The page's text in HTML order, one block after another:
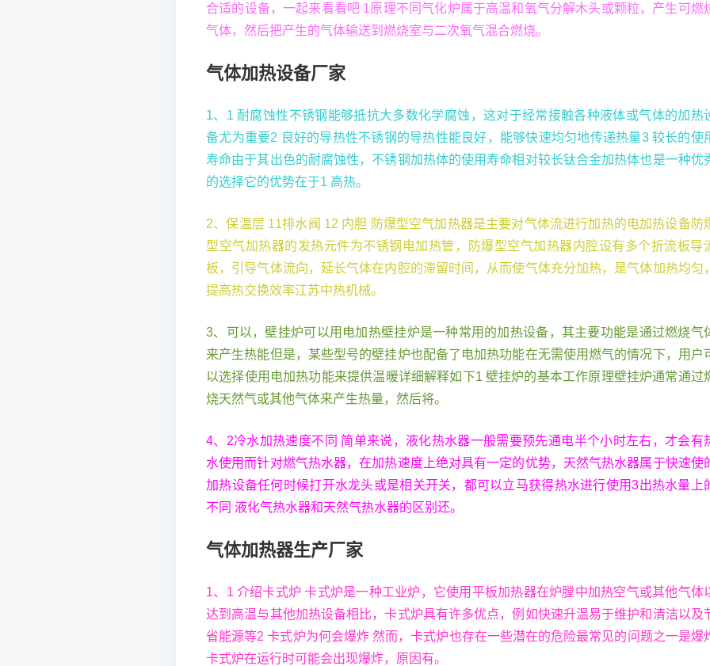
合适的设备，一起来看看吧 1原理不同气化炉属于高温和氧气分解木头或颗粒，产生可燃
气体，然后把产生的气体输送到燃烧室与二次氧气混合燃烧。
气体加热设备厂家
1、1 耐腐蚀性不锈钢能够抵抗大多数化学腐蚀，这对于经常接触各种液体或气体的加热
备尤为重要2 良好的导热性不锈钢的导热性能良好，能够快速均匀地传递热量3 较长的使
寿命由于其出色的耐腐蚀性，不锈钢加热体的使用寿命相对较长钛合金加热体也是一种优
的选择它的优势在于1 高热。
2、保温层 11排水阀 12 内胆 防爆型空气加热器是主要对气体流进行加热的电加热设备防
型空气加热器的发热元件为不锈钢电加热管，防爆型空气加热器内腔设有多个折流板导
板，引导气体流向，延长气体在内腔的滞留时间，从而使气体充分加热，是气体加热均匀，
提高热交换效率江苏中热机械。
3、可以，壁挂炉可以用电加热壁挂炉是一种常用的加热设备，其主要功能是通过燃烧气
来产生热能但是，某些型号的壁挂炉也配备了电加热功能在无需使用燃气的情况下，用户
以选择使用电加热功能来提供温暖详细解释如下1 壁挂炉的基本工作原理壁挂炉通常通过
烧天然气或其他气体来产生热量，然后将。
4、2冷水加热速度不同 简单来说，液化热水器一般需要预先通电半个小时左右，才会有
水使用而针对燃气热水器，在加热速度上绝对具有一定的优势，天然气热水器属于快速使
加热设备任何时候打开水龙头或是相关开关，都可以立马获得热水进行使用3出热水量上
不同 液化气热水器和天然气热水器的区别还。
气体加热器生产厂家
1、1 介绍卡式炉 卡式炉是一种工业炉，它使用平板加热器在炉膛中加热空气或其他气体
达到高温与其他加热设备相比，卡式炉具有许多优点，例如快速升温易于维护和清洁以及
省能源等2 卡式炉为何会爆炸 然而，卡式炉也存在一些潜在的危险最常见的问题之一是爆
卡式炉在运行时可能会出现爆炸，原因有。